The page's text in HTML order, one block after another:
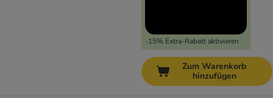
-15% Extra-Rabatt aktivieren
Zum Warenkorb
hinzufügen